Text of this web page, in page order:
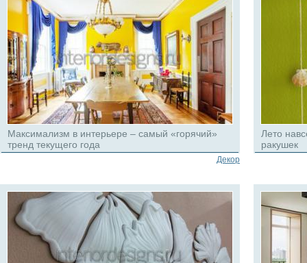
Максимализм в интерьере – самый «горячий»
тренд текущего года
Декор
Лето
ракушек